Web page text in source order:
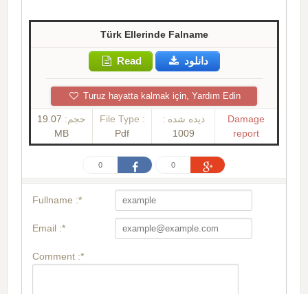
Türk Ellerinde Falname
Read دانلود
Turuz hayatta kalmak için, Yardım Edin
حجم: 19.07
MB
File Type :
Pdf
دیده شده :
1009
Damage
report
0 0
Fullname :*
Email :*
Comment :*